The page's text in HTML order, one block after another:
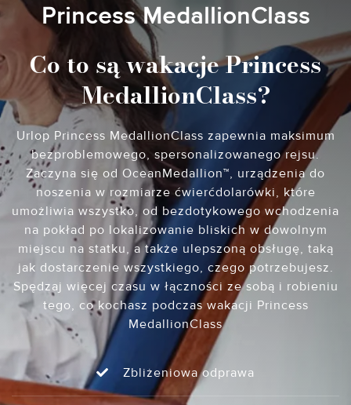
Princess MedallionClass
Co to są wakacje Princess
MedallionClass?
Urlop Princess MedallionClass zapewnia maksimum
bezproblemowego, spersonalizowanego rejsu.
Zaczyna się od OceanMedallion™, urządzenia do
noszenia w rozmiarze ćwierćdolarówki, które
umożliwia wszystko, od bezdotykowego wchodzenia
na pokład po lokalizowanie bliskich w dowolnym
miejscu na statku, a także ulepszoną obsługę, taką
jak dostarczenie wszystkiego, czego potrzebujesz.
Spędzaj więcej czasu w łączności ze sobą i robieniu
tego, co kochasz podczas wakacji Princess
MedallionClass
Zbliżeniowa odprawa